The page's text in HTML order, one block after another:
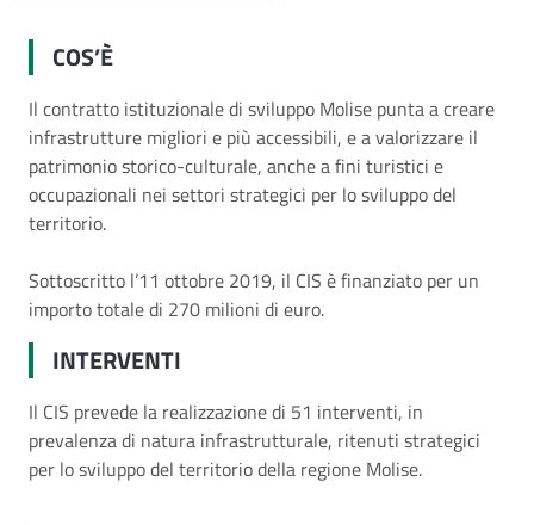
COS’È
Il contratto istituzionale di sviluppo Molise punta a creare
infrastrutture migliori e più accessibili, e a valorizzare il
patrimonio storico-culturale, anche a fini turistici e
occupazionali nei settori strategici per lo sviluppo del
territorio.
Sottoscritto l’11 ottobre 2019, il CIS è finanziato per un
importo totale di 270 milioni di euro.
INTERVENTI
Il CIS prevede la realizzazione di 51 interventi, in
prevalenza di natura infrastrutturale, ritenuti strategici
per lo sviluppo del territorio della regione Molise.